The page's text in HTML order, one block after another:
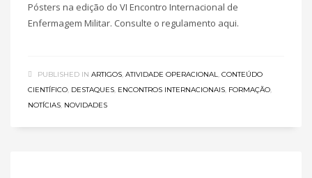
Pósters na edição do VI Encontro Internacional de
Enfermagem Militar. Consulte o regulamento aqui.
PUBLISHED IN ARTIGOS, ATIVIDADE OPERACIONAL, CONTEÚDO
CIENTÍFICO, DESTAQUES, ENCONTROS INTERNACIONAIS, FORMAÇÃO,
NOTÍCIAS, NOVIDADES